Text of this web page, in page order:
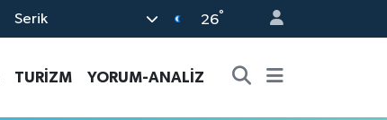
Serik 26°
TURİZM YORUM-ANALİZ